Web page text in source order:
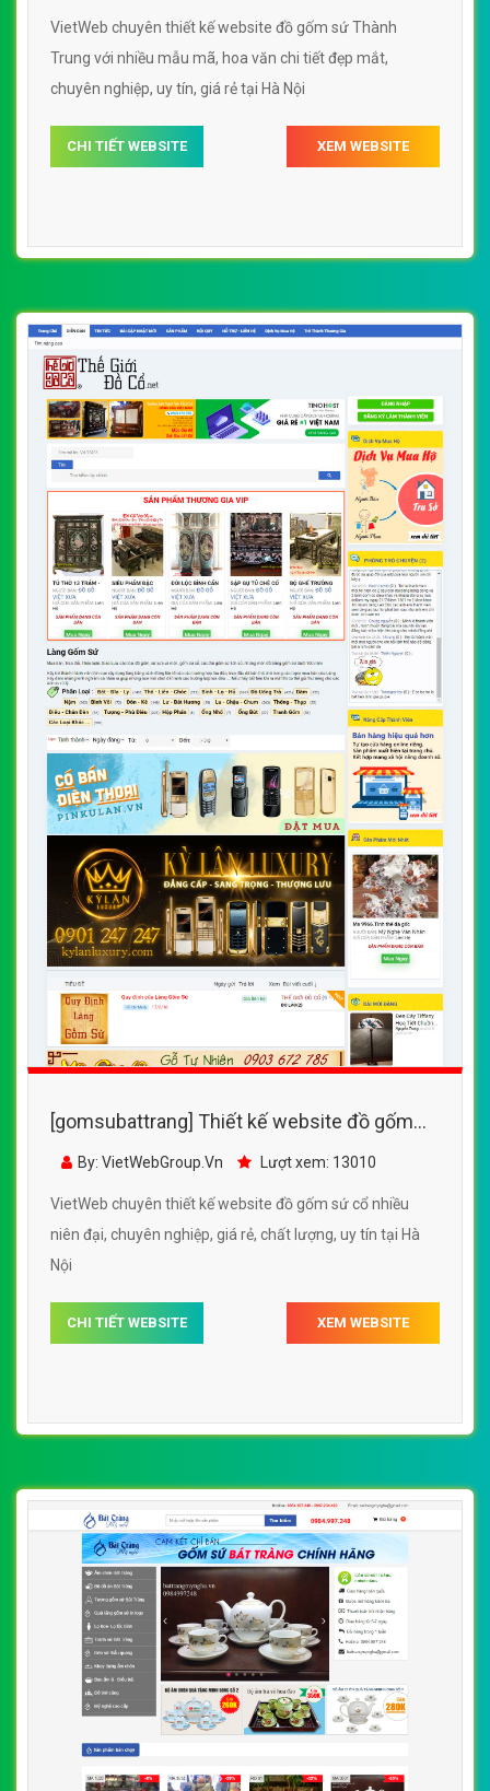
VietWeb chuyên thiết kế website đồ gốm sứ Thành
Trung với nhiều mẫu mã, hoa văn chi tiết đẹp mắt,
chuyên nghiệp, uy tín, giá rẻ tại Hà Nội
CHI TIẾT WEBSITE XEM WEBSITE
[gomsubattrang] Thiết kế website đồ gốm
sứ cổ nhiều niên đại
By: VietWebGroup.Vn Lượt xem: 13010
VietWeb chuyên thiết kế website đồ gốm sứ cổ nhiều
niên đại, chuyên nghiệp, giá rẻ, chất lượng, uy tín tại Hà
Nội
CHI TIẾT WEBSITE XEM WEBSITE